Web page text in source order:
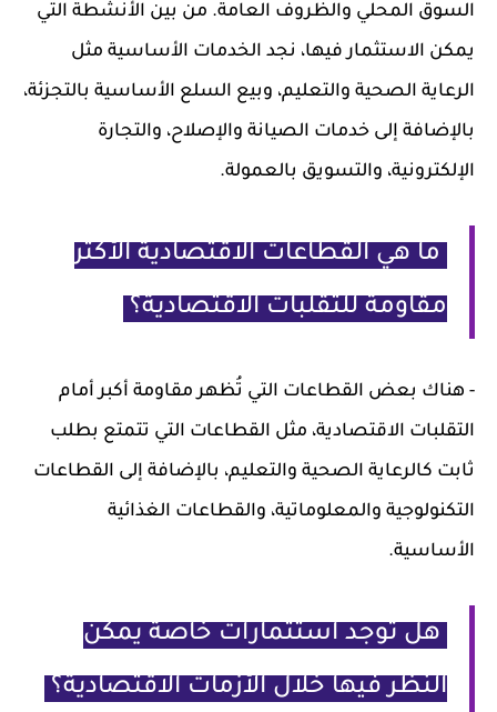
السوق المحلي والظروف العامة. من بين الأنشطة التي
يمكن الاستثمار فيها، نجد الخدمات الأساسية مثل
الرعاية الصحية والتعليم، وبيع السلع الأساسية بالتجزئة،
بالإضافة إلى خدمات الصيانة والإصلاح، والتجارة
الإلكترونية، والتسويق بالعمولة.
ما هي القطاعات الاقتصادية الأكثر
مقاومة للتقلبات الاقتصادية؟
- هناك بعض القطاعات التي تُظهر مقاومة أكبر أمام
التقلبات الاقتصادية، مثل القطاعات التي تتمتع بطلب
ثابت كالرعاية الصحية والتعليم، بالإضافة إلى القطاعات
التكنولوجية والمعلوماتية، والقطاعات الغذائية
الأساسية.
هل توجد استثمارات خاصة يمكن
النظر فيها خلال الأزمات الاقتصادية؟